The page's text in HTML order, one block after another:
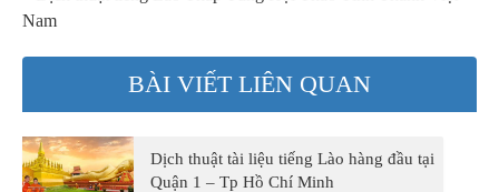
Nam
BÀI VIẾT LIÊN QUAN
Dịch thuật tài liệu tiếng Lào hàng đầu tại
Quận 1 – Tp Hồ Chí Minh